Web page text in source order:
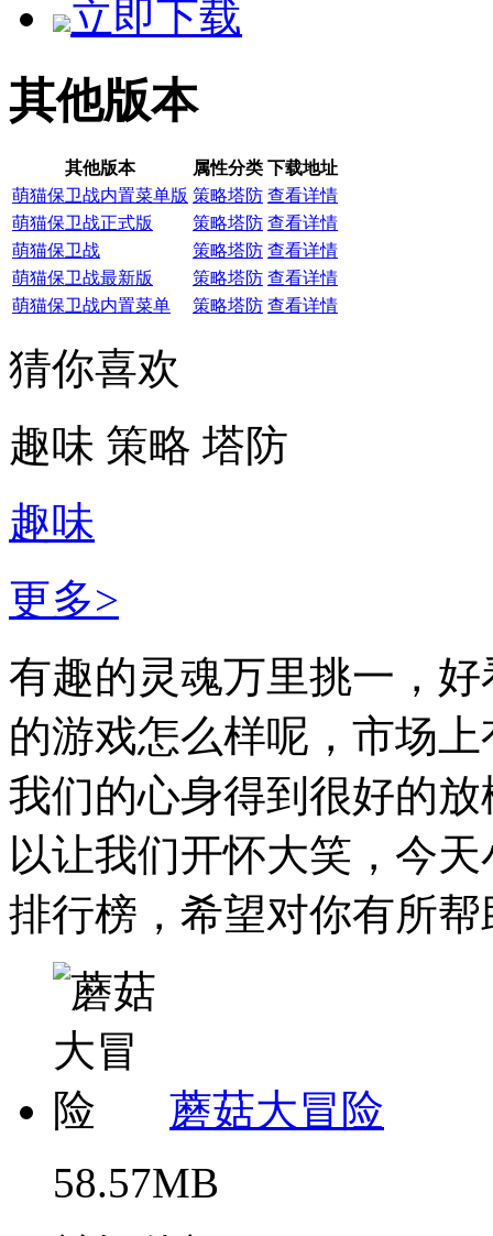
立即下载
其他版本
其他版本 属性分类 下载地址
萌猫保卫战内置菜单版 策略塔防 查看详情
萌猫保卫战正式版
策略塔防 查看详情
萌猫保卫战
策略塔防 查看详情
萌猫保卫战最新版
策略塔防 查看详情
萌猫保卫战内置菜单
策略塔防 查看详情
猜你喜欢
趣味 策略 塔防
趣味
更多>
有趣的灵魂万里挑一，
的游戏怎么样呢，市场
我们的心身得到很好的
以让我们开怀大笑，今
排行榜，希望对你有所帮
蘑菇大冒险
58.57MB